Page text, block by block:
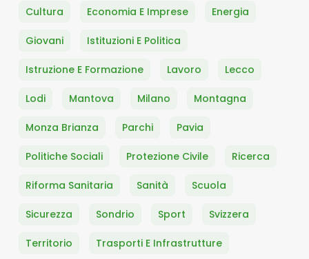
Cultura Economia E Imprese Energia
Giovani Istituzioni E Politica
Istruzione E Formazione Lavoro Lecco
Lodi Mantova Milano Montagna
Monza Brianza Parchi Pavia
Politiche Sociali Protezione Civile Ricerca
Riforma Sanitaria Sanità Scuola
Sicurezza Sondrio Sport Svizzera
Territorio Trasporti E Infrastrutture